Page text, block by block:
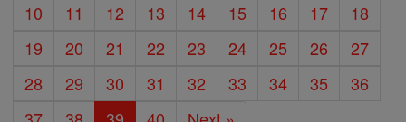
10
11 12 13 14 15 16 17
18
19
20 21 22 23 24 25 26
27
28
29 30 31 32 33 34 35
36